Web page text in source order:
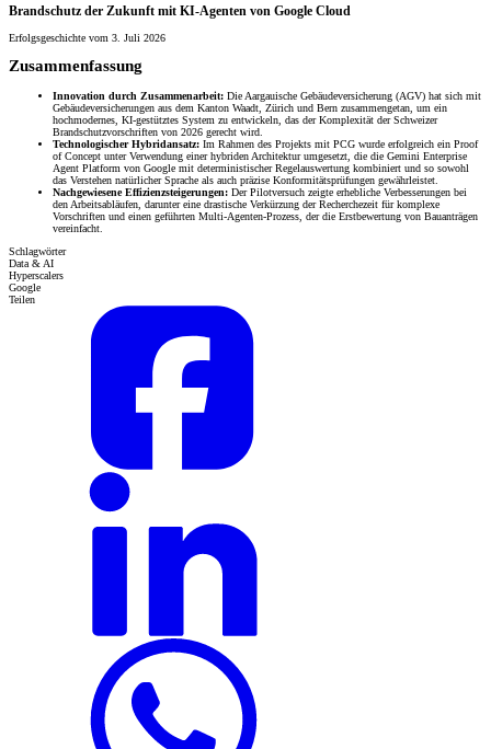
Brandschutz der Zukunft mit KI-Agenten von Google Cloud
Erfolgsgeschichte vom 3. Juli 2026
Zusammenfassung
Innovation durch Zusammenarbeit: Die Aargauische Gebäudeversicherung (AGV) hat sich mit
Gebäudeversicherungen aus dem Kanton Waadt, Zürich und Bern zusammengetan, um ein
hochmodernes, KI-gestütztes System zu entwickeln, das der Komplexität der Schweizer
Brandschutzvorschriften von 2026 gerecht wird.
Technologischer Hybridansatz: Im Rahmen des Projekts mit PCG wurde erfolgreich ein Proof
of Concept unter Verwendung einer hybriden Architektur umgesetzt, die die Gemini Enterprise
Agent Platform von Google mit deterministischer Regelauswertung kombiniert und so sowohl
das Verstehen natürlicher Sprache als auch präzise Konformitätsprüfungen gewährleistet.
Nachgewiesene Effizienzsteigerungen: Der Pilotversuch zeigte erhebliche Verbesserungen bei
den Arbeitsabläufen, darunter eine drastische Verkürzung der Recherchezeit für komplexe
Vorschriften und einen geführten Multi-Agenten-Prozess, der die Erstbewertung von Bauanträgen
vereinfacht.
Schlagwörter
Data & AI
Hyperscalers
Google
Teilen